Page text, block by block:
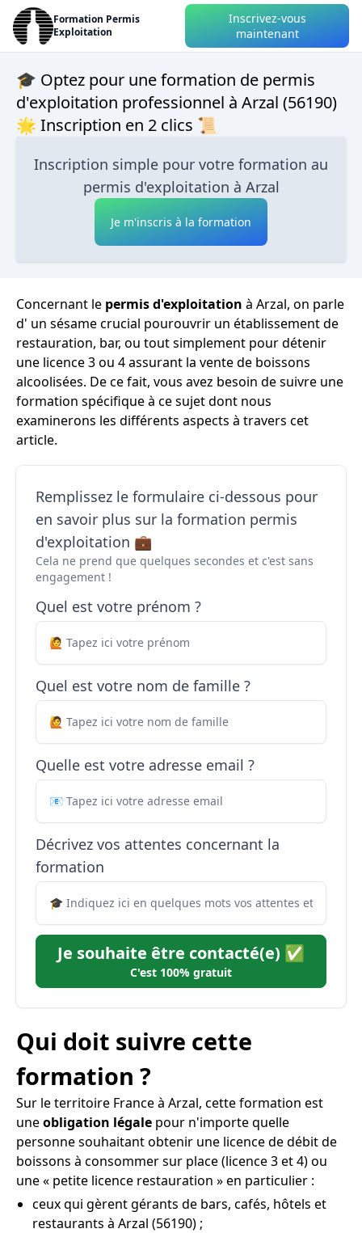
Formation Permis
Exploitation
Inscrivez-vous
maintenant
🎓 Optez pour une formation de permis
d'exploitation professionnel à Arzal (56190)
🌟 Inscription en 2 clics 📜
Inscription simple pour votre formation au
permis d'exploitation à Arzal
Je m'inscris à la formation
Concernant le permis d'exploitation à Arzal, on parle
d' un sésame crucial pourouvrir un établissement de
restauration, bar, ou tout simplement pour détenir
une licence 3 ou 4 assurant la vente de boissons
alcoolisées. De ce fait, vous avez besoin de suivre une
formation spécifique à ce sujet dont nous
examinerons les différents aspects à travers cet
article.
Remplissez le formulaire ci-dessous pour
en savoir plus sur la formation permis
d'exploitation 💼
Cela ne prend que quelques secondes et c'est sans
engagement !
Quel est votre prénom ?
Quel est votre nom de famille ?
Quelle est votre adresse email ?
Décrivez vos attentes concernant la
formation
Je souhaite être contacté(e) ✅
C'est 100% gratuit
Qui doit suivre cette
formation ?
Sur le territoire France à Arzal, cette formation est
uneobligation légale pour n'importe quelle
personne souhaitant obtenir une licence de débit de
boissons à consommer sur place (licence 3 et 4) ou
une « petite licence restauration » en particulier :
ceux qui gèrent gérants de bars, cafés, hôtels et
restaurants à Arzal (56190) ;